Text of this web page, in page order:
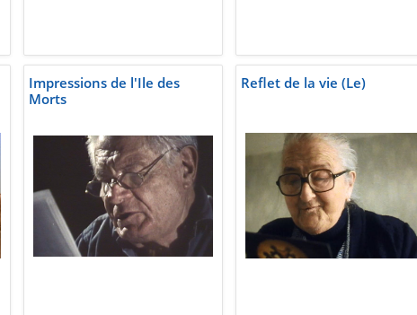
Impressions de l'Ile des
Morts
Reflet de la vie (Le)